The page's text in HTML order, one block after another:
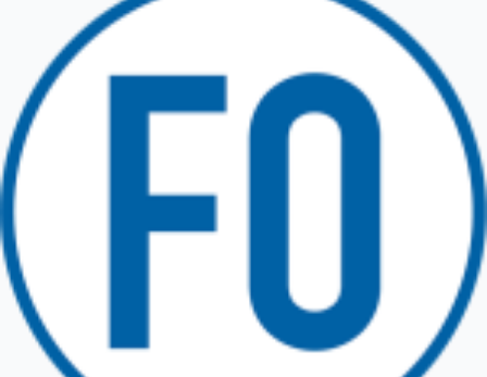
TRICESIMO
TARCENTO
GEMONA DEL FRIULI